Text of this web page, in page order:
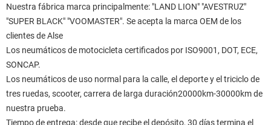
Nuestra fábrica marca principalmente: "LAND LION" "AVESTRUZ"
"SUPER BLACK" "VOOMASTER". Se acepta la marca OEM de los
clientes de Alse
Los neumáticos de motocicleta certificados por ISO9001, DOT, ECE,
SONCAP.
Los neumáticos de uso normal para la calle, el deporte y el triciclo de
tres ruedas, scooter, carrera de larga duración20000km-30000km de
nuestra prueba.
Tiempo de entrega: desde que recibe el depósito, 30 días termina el